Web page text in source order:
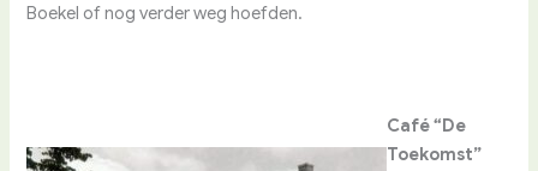
Boekel of nog verder weg hoefden.
Café “De
Toekomst”